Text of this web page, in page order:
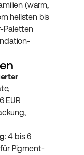
(warm,
hellsten bis
Paletten
EUR
: 4 bis 6
Pigment-